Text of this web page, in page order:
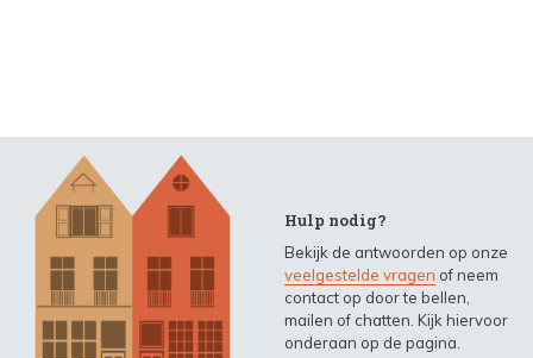
Hulp nodig?
Bekijk de antwoorden op onze
veelgestelde vragen of neem
contact op door te bellen,
mailen of chatten. Kijk hiervoor
onderaan op de pagina.